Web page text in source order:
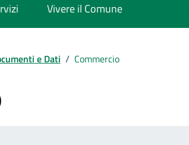
Vivere il Comune
e Dati / Commercio